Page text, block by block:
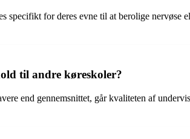
for deres evne til at berolige nervøse
til andre køreskoler?
end gennemsnittet, går kvaliteten af